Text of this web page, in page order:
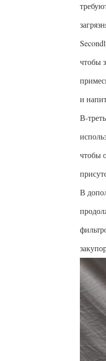
чтобы
и
В-
чтобы
В